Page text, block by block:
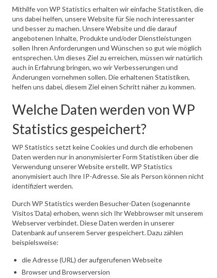
Mithilfe von WP Statistics erhalten wir einfache Statistiken, die
uns dabei helfen, unsere Website für Sie noch interessanter
und besser zu machen. Unsere Website und die darauf
angebotenen Inhalte, Produkte und/oder Dienstleistungen
sollen Ihren Anforderungen und Wünschen so gut wie möglich
entsprechen. Um dieses Ziel zu erreichen, müssen wir natürlich
auch in Erfahrung bringen, wo wir Verbesserungen und
Änderungen vornehmen sollen. Die erhaltenen Statistiken,
helfen uns dabei, diesem Ziel einen Schritt näher zu kommen.
Welche Daten werden von WP
Statistics gespeichert?
WP Statistics setzt keine Cookies und durch die erhobenen
Daten werden nur in anonymisierter Form Statistiken über die
Verwendung unserer Website erstellt. WP Statistics
anonymisiert auch Ihre IP-Adresse. Sie als Person können nicht
identifiziert werden.
Durch WP Statistics werden Besucher-Daten (sogenannte
Visitos´Data) erhoben, wenn sich Ihr Webbrowser mit unserem
Webserver verbindet. Diese Daten werden in unserer
Datenbank auf unserem Server gespeichert. Dazu zählen
beispielsweise:
die Adresse (URL) der aufgerufenen Webseite
Browser und Browserversion